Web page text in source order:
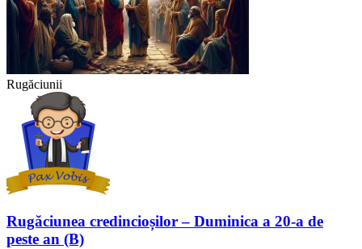
Rugăciunii
Rugăciunea credincioșilor – Duminica a 20-a de
peste an (B)